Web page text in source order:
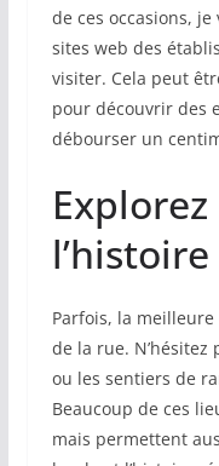
de ces occasions,
sites web des
visiter. Cela peut
pour découvrir des
débourser un
Parfois, la
de la rue. N’hésitez
ou les sentiers de
Beaucoup de ces
mais permettent